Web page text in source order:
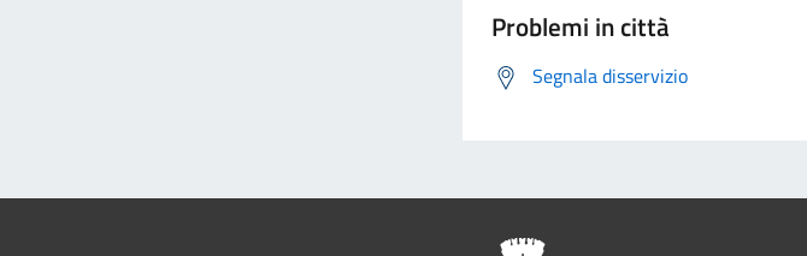
Problemi in città
Segnala disservizio